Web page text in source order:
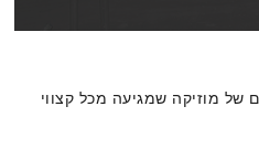
של מוזיקה שמגיעה מכל קצווי